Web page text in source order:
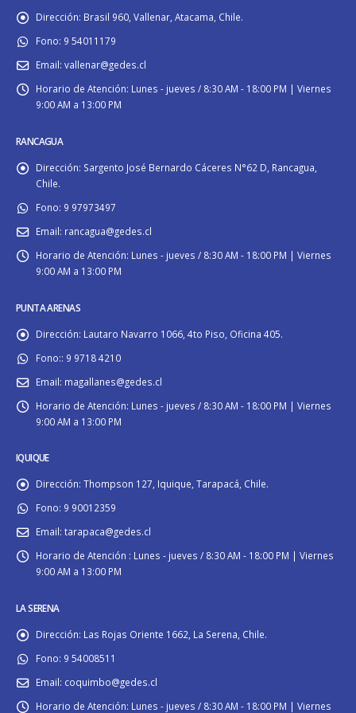
Dirección: Brasil 960, Vallenar, Atacama, Chile.
Fono: 9 54011179
Email: vallenar@gedes.cl
Horario de Atención: Lunes - jueves / 8:30 AM - 18:00 PM | Viernes
9:00 AM a 13:00 PM
RANCAGUA
Dirección: Sargento José Bernardo Cáceres N°62 D, Rancagua,
Chile.
Fono: 9 97973497
Email: rancagua@gedes.cl
Horario de Atención: Lunes - jueves / 8:30 AM - 18:00 PM | Viernes
9:00 AM a 13:00 PM
PUNTA ARENAS
Dirección: Lautaro Navarro 1066, 4to Piso, Oficina 405.
Fono:: 9 9718 4210
Email: magallanes@gedes.cl
Horario de Atención: Lunes - jueves / 8:30 AM - 18:00 PM | Viernes
9:00 AM a 13:00 PM
IQUIQUE
Dirección: Thompson 127, Iquique, Tarapacá, Chile.
Fono: 9 90012359
Email: tarapaca@gedes.cl
Horario de Atención : Lunes - jueves / 8:30 AM - 18:00 PM | Viernes
9:00 AM a 13:00 PM
LA SERENA
Dirección: Las Rojas Oriente 1662, La Serena, Chile.
Fono: 9 54008511
Email: coquimbo@gedes.cl
Horario de Atención: Lunes - jueves / 8:30 AM - 18:00 PM | Viernes